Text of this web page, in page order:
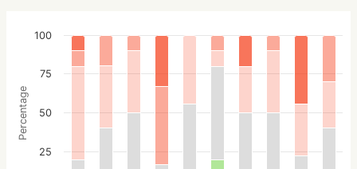
Percentage
25
50
75
100